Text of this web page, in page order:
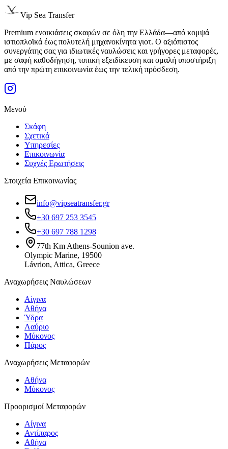
Vip Sea Transfer
Premium ενοικιάσεις σκαφών σε όλη την Ελλάδα—από κομψά
ιστιοπλοϊκά έως πολυτελή μηχανοκίνητα γιοτ. Ο αξιόπιστος
συνεργάτης σας για ιδιωτικές ναυλώσεις και γρήγορες μεταφορές,
με σαφή καθοδήγηση, τοπική εξειδίκευση και ομαλή υποστήριξη
από την πρώτη επικοινωνία έως την τελική πρόσδεση.
Μενού
Σκάφη
Σχετικά
Υπηρεσίες
Επικοινωνία
Συχνές Ερωτήσεις
Στοιχεία Επικοινωνίας
info@vipseatransfer.gr
+30 697 253 3545
+30 697 788 1298
77th Km Athens-Sounion ave.
Olympic Marine, 19500
Lávrion, Attica, Greece
Αναχωρήσεις Ναυλώσεων
Αίγινα
Αθήνα
Ύδρα
Λαύριο
Μύκονος
Πάρος
Αναχωρήσεις Μεταφορών
Αθήνα
Μύκονος
Προορισμοί Μεταφορών
Αίγινα
Αντίπαρος
Αθήνα